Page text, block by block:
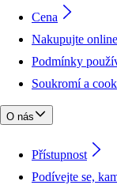
Cena
Nakupujte
Podmínky
Soukromí a
O nás
Přístupnost
Podívejte se,